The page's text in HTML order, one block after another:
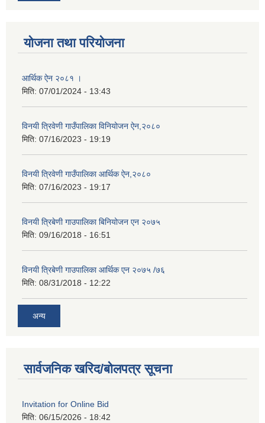
योजना तथा परियोजना
आर्थिक ऐन २०८१ ।
मिति: 07/01/2024 - 13:43
विनयी त्रिवेणी गाउँपालिका विनियोजन ऐन,२०८०
मिति: 07/16/2023 - 19:19
विनयी त्रिवेणी गाउँपालिका आर्थिक ऐन,२०८०
मिति: 07/16/2023 - 19:17
विनयी त्रिबेणी गाउपालिका बिनियोजन एन २०७५
मिति: 09/16/2018 - 16:51
विनयी त्रिबेणी गाउपालिका आर्थिक एन २०७५ /७६
मिति: 08/31/2018 - 12:22
अन्य
सार्वजनिक खरिद/बोलपत्र सूचना
Invitation for Online Bid
मिति: 06/15/2026 - 18:42